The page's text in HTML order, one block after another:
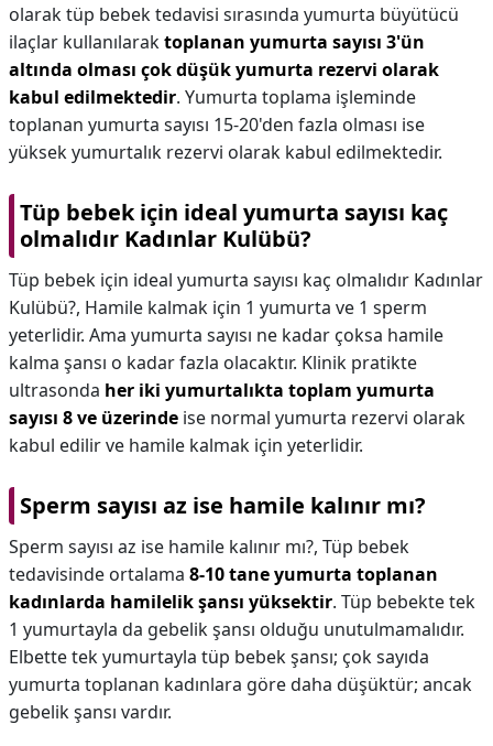
olarak tüp bebek tedavisi sırasında yumurta büyütücü
ilaçlar kullanılaraktoplanan yumurta sayısı 3'ün
altında olması çok düşük yumurta rezervi olarak
kabul edilmektedir. Yumurta toplama işleminde
toplanan yumurta sayısı 15-20'den fazla olması ise
yüksek yumurtalık rezervi olarak kabul edilmektedir.
Tüp bebek için ideal yumurta sayısı kaç
olmalıdır Kadınlar Kulübü?
Tüp bebek için ideal yumurta sayısı kaç olmalıdır Kadınlar
Kulübü?, Hamile kalmak için 1 yumurta ve 1 sperm
yeterlidir. Ama yumurta sayısı ne kadar çoksa hamile
kalma şansı o kadar fazla olacaktır. Klinik pratikte
ultrasonda her iki yumurtalıkta toplam yumurta
sayısı 8 ve üzerinde ise normal yumurta rezervi olarak
kabul edilir ve hamile kalmak için yeterlidir.
Sperm sayısı az ise hamile kalınır mı?
Sperm sayısı az ise hamile kalınır mı?, Tüp bebek
tedavisinde ortalama 8-10 tane yumurta toplanan
kadınlarda hamilelik şansı yüksektir. Tüp bebekte tek
1 yumurtayla da gebelik şansı olduğu unutulmamalıdır.
Elbette tek yumurtayla tüp bebek şansı; çok sayıda
yumurta toplanan kadınlara göre daha düşüktür; ancak
gebelik şansı vardır.